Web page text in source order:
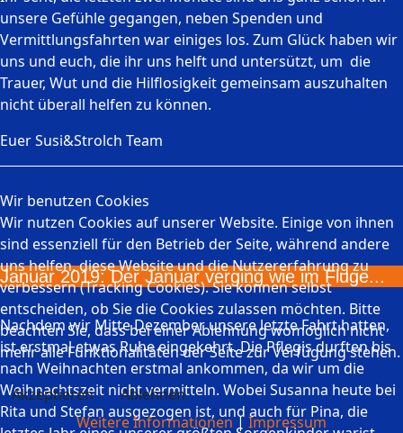
unsere Gefühle gegangen, neben Spenden und
Vermittlungsfahrten war einiges los. Zum Glück haben wir
uns und euch, die ihr uns helft und untersützt, um die
Trauer, Wut und die Hilflosigkeit gemeinsam auszuhalten
nicht überall helfen zu können.
Euer Susi&Strolch Team
Januar 2019: Der Januar verging wie im Fluge...
Nachdem wir Mitte Dezember unsere letzte Fahrt hatten,
ist erstmal etwas Ruhe eingekehrt. Die Pflegis durften bis
nach Weihnachten erstmal ankommen, da wir um die
Weihnachtszeit nicht vermitteln. Wobei Susanna heute bei
Rita und Stefan ausgezogen ist, und auch für Pina, die
Wir benutzen Cookies
Wir nutzen Cookies auf unserer Website. Einige von ihnen
sind essenziell für den Betrieb der Seite, während andere
uns helfen, diese Website und die Nutzererfahrung zu
verbessern (Tracking Cookies). Sie können selbst
entscheiden, ob Sie die Cookies zulassen möchten. Bitte
beachten Sie, dass bei einer Ablehnung womöglich nicht
mehr alle Funktionalitäten der Seite zur Verfügung stehen.
Akzeptieren
Ablehnen
Weitere Informationen|Impressum